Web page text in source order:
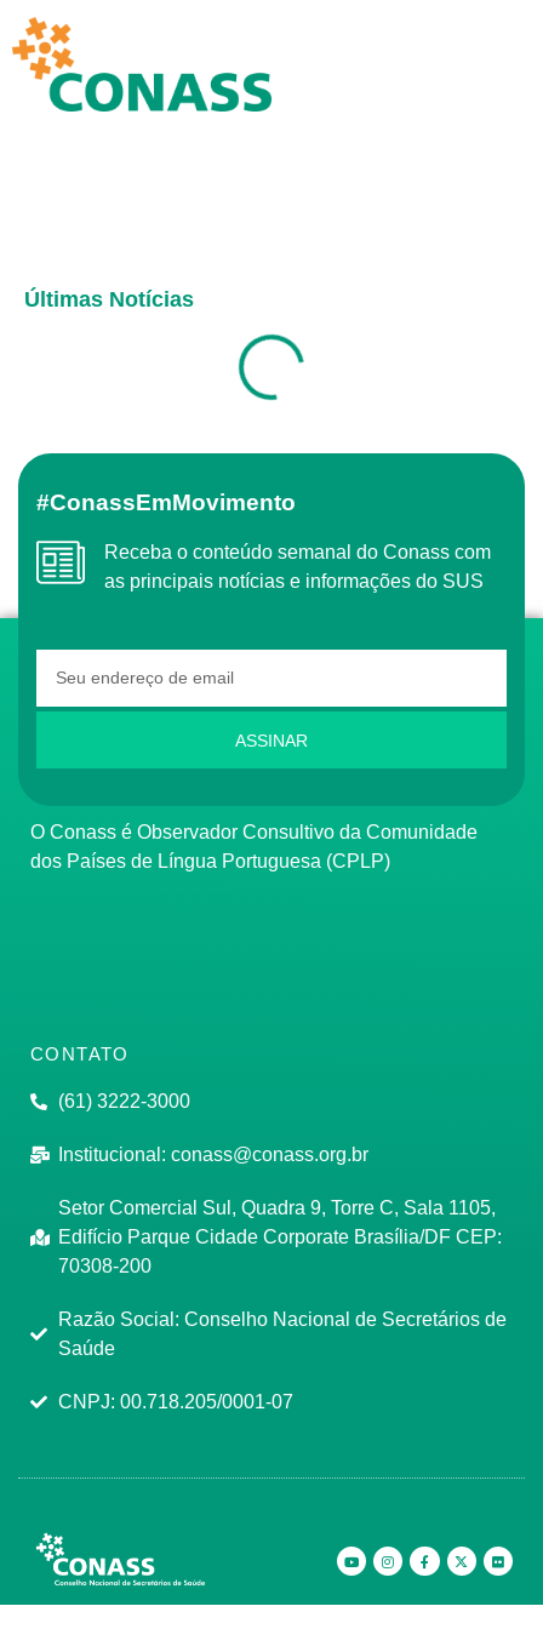
Últimas Notícias
#ConassEmMovimento
Receba o conteúdo semanal do Conass com
as principais notícias e informações do SUS
ASSINAR
O Conass é Observador Consultivo da Comunidade
dos Países de Língua Portuguesa (CPLP)
CONTATO
(61) 3222-3000
Institucional: conass@conass.org.br
Setor Comercial Sul, Quadra 9, Torre C, Sala 1105,
Edifício Parque Cidade Corporate Brasília/DF CEP:
70308-200
Razão Social: Conselho Nacional de Secretários de
Saúde
CNPJ: 00.718.205/0001-07